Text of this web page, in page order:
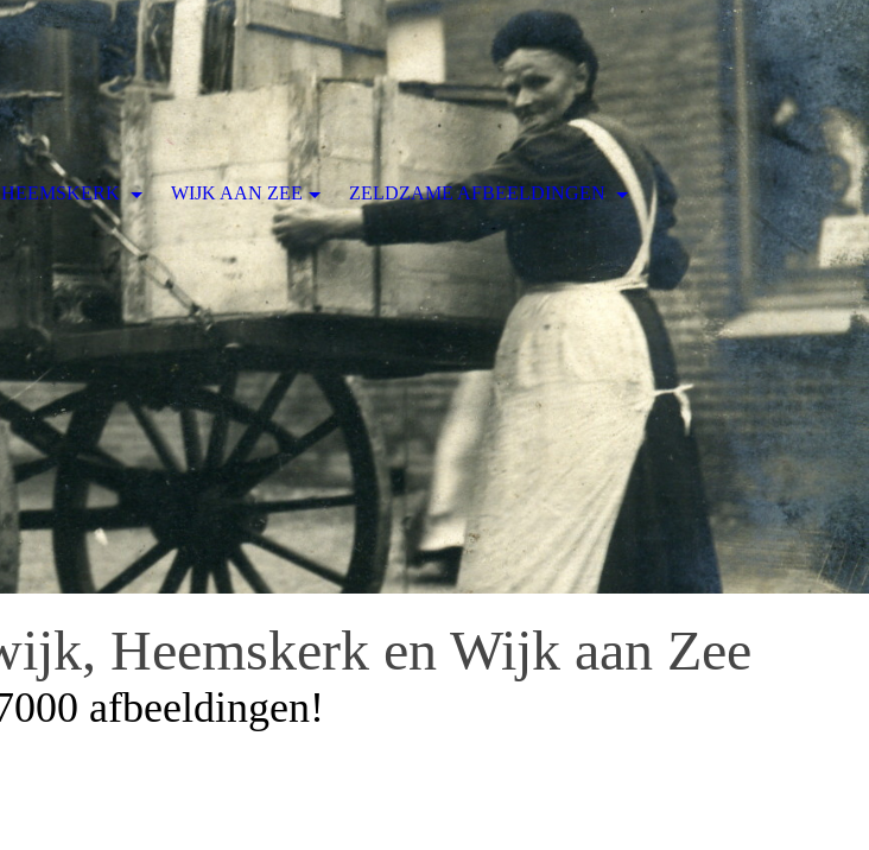
Heemskerk en Wijk aan Zee
afbeeldingen!
HEEMSKERK WIJK AAN ZEE ZELDZAME AFBEELDINGEN